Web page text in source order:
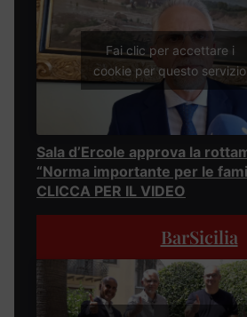
Fai clic per accettare i
cookie per questo servizio
Sala d’Ercole approva la
“Norma importante per le
CLICCA PER IL VIDEO
BarSicilia